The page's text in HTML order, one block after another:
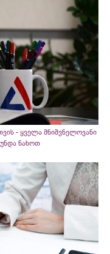
- ყველა მნიშვნელოვანი
ნახოთ